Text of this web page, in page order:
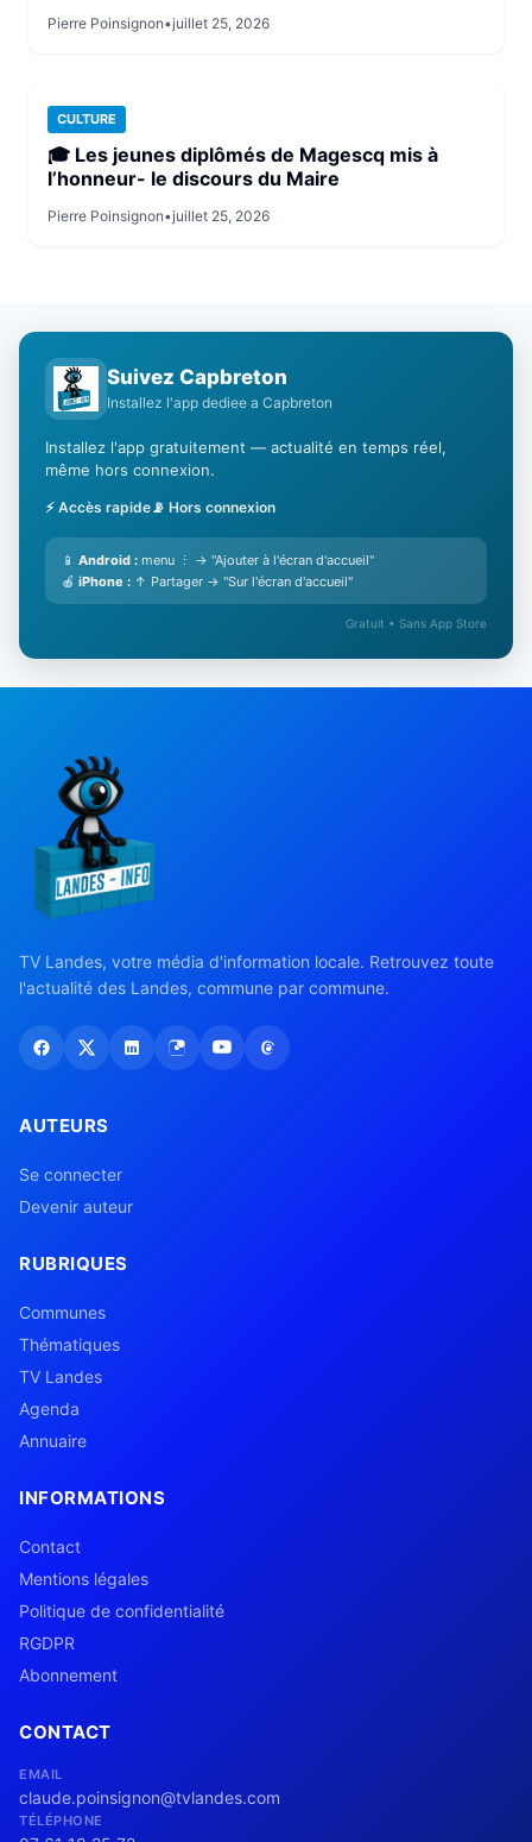
Pierre Poinsignon•juillet 25, 2026
CULTURE
🎓 Les jeunes diplômés de Magescq mis à
l’honneur- le discours du Maire
Pierre Poinsignon•juillet 25, 2026
Suivez Capbreton
Installez l'app dediee a Capbreton
Installez l'app gratuitement — actualité en temps réel,
même hors connexion.
⚡ Accès rapide📡 Hors connexion
📱 Android : menu ⋮ → "Ajouter à l'écran d'accueil"
🍎 iPhone : ↑ Partager → "Sur l'écran d'accueil"
Gratuit • Sans App Store
TV Landes, votre média d'information locale. Retrouvez toute
l'actualité des Landes, commune par commune.
AUTEURS
Se connecter
Devenir auteur
RUBRIQUES
Communes
Thématiques
TV Landes
Agenda
Annuaire
INFORMATIONS
Contact
Mentions légales
Politique de confidentialité
RGDPR
Abonnement
CONTACT
EMAIL
claude.poinsignon@tvlandes.com
TÉLÉPHONE